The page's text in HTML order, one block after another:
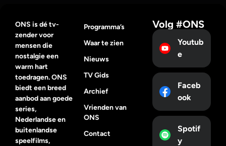
ONS is dé tv-
zender voor
mensen die
nostalgie een
warm hart
toedragen. ONS
biedt een breed
aanbod aan goede
series,
Nederlandse en
buitenlandse
speelfilms,
Programma’s
Waar te zien
Nieuws
TV Gids
Archief
Vrienden van
ONS
Contact
Volg #ONS
Youtub
e
Faceb
ook
Spotif
y